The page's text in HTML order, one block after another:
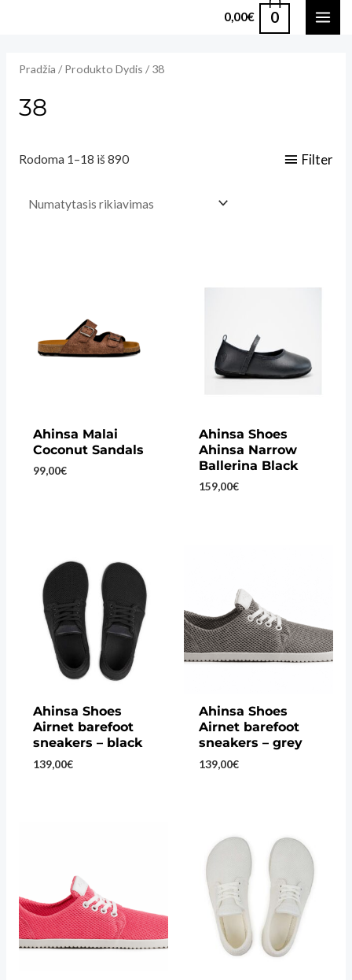
0,00€ 0
Pradžia / Produkto Dydis / 38
38
Rodoma 1–18 iš 890 Filter
Ahinsa Malai
Coconut Sandals
99,00€
Ahinsa Shoes
Ahinsa Narrow
Ballerina Black
159,00€
Ahinsa Shoes
Airnet barefoot
sneakers – black
139,00€
Ahinsa Shoes
Airnet barefoot
sneakers – grey
139,00€